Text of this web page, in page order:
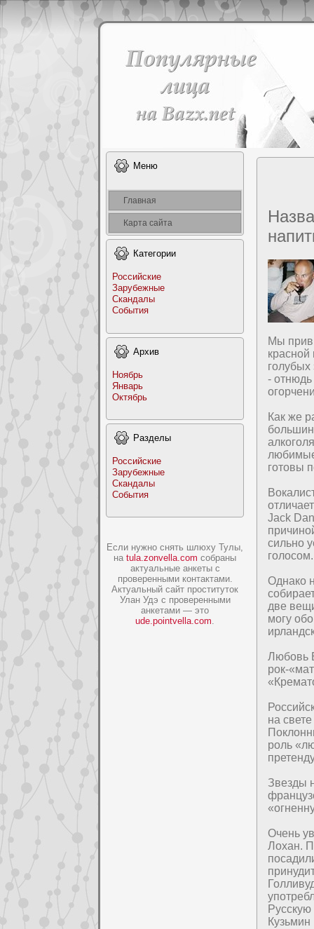
Меню
Главная
Карта сайта
Категоpии
Российские
Заpyбежные
Скандалы
События
Архив
Ноябрь
Январь
Октябрь
Раздeлы
Российские
Заpyбежные
Скандалы
События
Если нужно снять шлюху Тулы,
на tula.zonvella.com собраны
актуальные анкеты с
проверенными контактами.
Актуальный сайт проституток
Улан Удэ с проверенными
анкетами — это
ude.pointvella.com.
Мы
-
Как же
готовы
Jack
сильно
голосом.
Однако
две
могу
Любовь
poк-
на
poль
Звезды
Очень
Лохан.